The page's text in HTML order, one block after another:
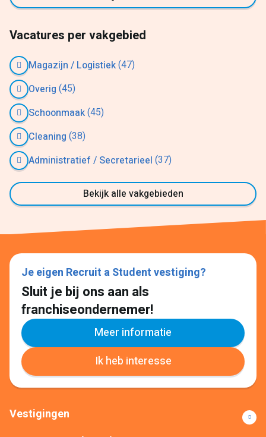
Vacatures per vakgebied
Magazijn / Logistiek(47)
Overig (45)
Schoonmaak(45)
Cleaning (38)
Administratief / Secretarieel (37)
Bekijk alle vakgebieden
Je eigen Recruit a Student vestiging?
Sluit je bij ons aan als
franchiseondernemer!
Meer informatie
Ik heb interesse
Vestigingen